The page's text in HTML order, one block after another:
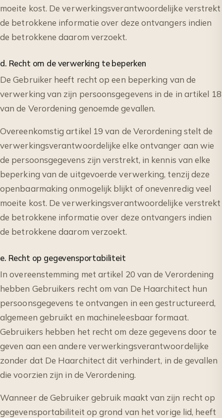
moeite kost. De verwerkingsverantwoordelijke verstrekt
de betrokkene informatie over deze ontvangers indien
de betrokkene daarom verzoekt.
d. Recht om de verwerking te beperken
De Gebruiker heeft recht op een beperking van de
verwerking van zijn persoonsgegevens in de in artikel 18
van de Verordening genoemde gevallen.
Overeenkomstig artikel 19 van de Verordening stelt de
verwerkingsverantwoordelijke elke ontvanger aan wie
de persoonsgegevens zijn verstrekt, in kennis van elke
beperking van de uitgevoerde verwerking, tenzij deze
openbaarmaking onmogelijk blijkt of onevenredig veel
moeite kost. De verwerkingsverantwoordelijke verstrekt
de betrokkene informatie over deze ontvangers indien
de betrokkene daarom verzoekt.
e. Recht op gegevensportabiliteit
In overeenstemming met artikel 20 van de Verordening
hebben Gebruikers recht om van De Haarchitect hun
persoonsgegevens te ontvangen in een gestructureerd,
algemeen gebruikt en machineleesbaar formaat.
Gebruikers hebben het recht om deze gegevens door te
geven aan een andere verwerkingsverantwoordelijke
zonder dat De Haarchitect dit verhindert, in de gevallen
die voorzien zijn in de Verordening.
Wanneer de Gebruiker gebruik maakt van zijn recht op
gegevensportabiliteit op grond van het vorige lid, heeft